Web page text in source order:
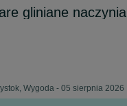
gliniane naczynia
Wygoda - 05 sierpnia 2026